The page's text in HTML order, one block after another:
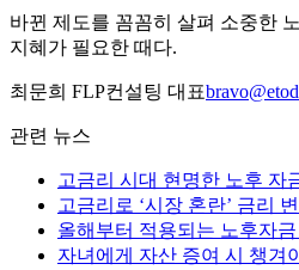
바뀐 제도를 꼼꼼히 살펴 소중한
지혜가 필요한 때다.
최문희 FLP컨설팅 대표
관련 뉴스
고금리 시대 현명한 노후 자
고금리로 ‘시장 혼란’ 금리
올해부터 적용되는 노후자
자녀에게 자산 증여 시 챙겨